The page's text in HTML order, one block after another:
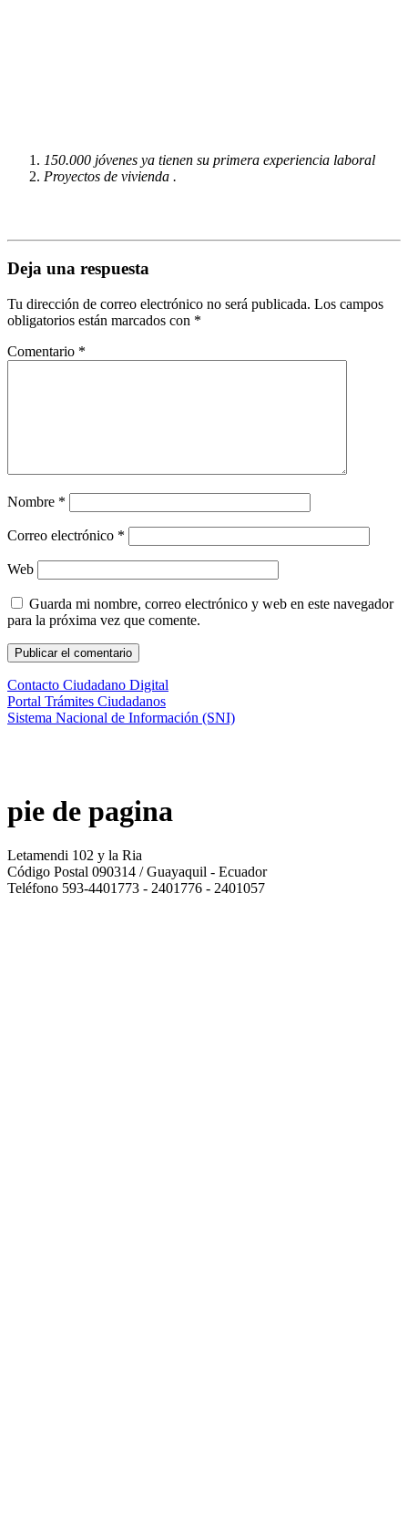
150.000 jóvenes ya tienen su primera experiencia laboral
Proyectos de vivienda .
Deja una respuesta
Tu dirección de correo electrónico no será publicada. Los campos
obligatorios están marcados con *
Comentario *
Nombre *
Correo electrónico *
Web
Guarda mi nombre, correo electrónico y web en este navegador
para la próxima vez que comente.
Contacto Ciudadano Digital
Portal Trámites Ciudadanos
Sistema Nacional de Información (SNI)
pie de pagina
Letamendi 102 y la Ria
Código Postal 090314 / Guayaquil - Ecuador
Teléfono 593-4401773 - 2401776 - 2401057